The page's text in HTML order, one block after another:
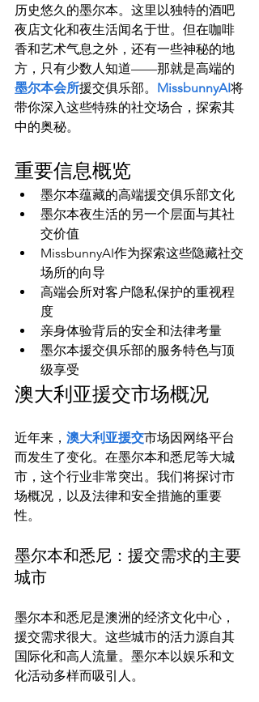
历史悠久的墨尔本。这里以独特的酒吧
夜店文化和夜生活闻名于世。但在咖啡
香和艺术气息之外，还有一些神秘的地
方，只有少数人知道——那就是高端的
墨尔本会所援交俱乐部。 MissbunnyAI将
带你深入这些特殊的社交场合，探索其
重要信息概览
墨尔本蕴藏的高端援交俱乐部文化
墨尔本夜生活的另一个层面与其社
交价值
MissbunnyAI作为探索这些隐藏社交
场所的向导
高端会所对客户隐私保护的重视程
度
亲身体验背后的安全和法律考量
墨尔本援交俱乐部的服务特色与顶
级享受
澳大利亚援交市场概况
近年来， 澳大利亚援交市场因网络平台
而发生了变化。在墨尔本和悉尼等大城
市，这个行业非常突出。我们将探讨市
场概况，以及法律和安全措施的重要
墨尔本和悉尼：援交需求的主要
城市
墨尔本和悉尼是澳洲的经济文化中心，
援交需求很大。这些城市的活力源自其
国际化和高人流量。墨尔本以娱乐和文